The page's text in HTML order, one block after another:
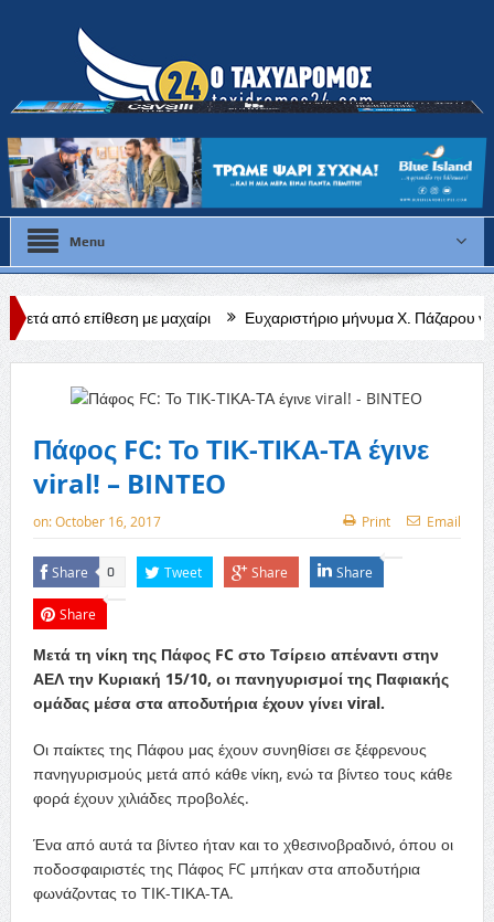
Menu
μαχαίρι Ευχαριστήριο μήνυμα Χ. Πάζαρου για Α. Βαφεάδη
Πάφος FC: Το ΤΙΚ-ΤΙΚΑ-ΤΑ έγινε
viral! – BINTEO
on:October 16, 2017 Print Email
Share 0 Tweet Share Share
Share
Μετά τη νίκη της Πάφος FC στο Τσίρειο απέναντι στην
ΑΕΛ την Κυριακή 15/10, οι πανηγυρισμοί της Παφιακής
ομάδας μέσα στα αποδυτήρια έχουν γίνει viral.
Οι παίκτες της Πάφου μας έχουν συνηθίσει σε ξέφρενους
πανηγυρισμούς μετά από κάθε νίκη, ενώ τα βίντεο τους κάθε
φορά έχουν χιλιάδες προβολές.
Ένα από αυτά τα βίντεο ήταν και το χθεσινοβραδινό, όπου οι
ποδοσφαιριστές της Πάφος FC μπήκαν στα αποδυτήρια
φωνάζοντας το ΤΙΚ-ΤΙΚΑ-ΤΑ.